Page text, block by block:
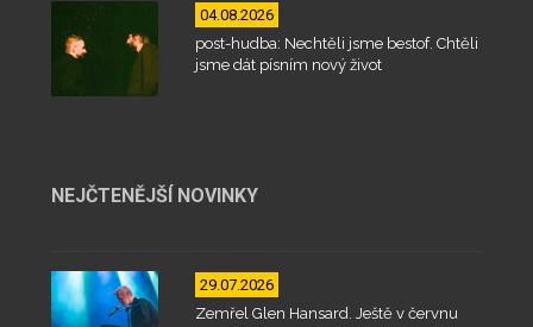
04.08.2026
post-hudba: Nechtěli jsme bestof. Chtěli
jsme dát písním nový život
NEJČTENĚJŠÍ NOVINKY
29.07.2026
Zemřel Glen Hansard. Ještě v červnu